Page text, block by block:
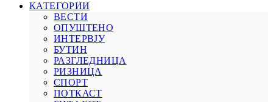
КАТЕГОРИИ
ВЕСТИ
ОПУШТЕНО
ИНТЕРВЈУ
БУТИН
РАЗГЛЕДНИЦА
РИЗНИЦА
СПОРТ
ПОТКАСТ